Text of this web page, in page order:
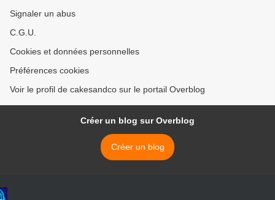
Signaler un abus
C.G.U.
Cookies et données personnelles
Préférences cookies
Voir le profil de cakesandco sur le portail Overblog
Créer un blog sur Overblog
Créer un blog